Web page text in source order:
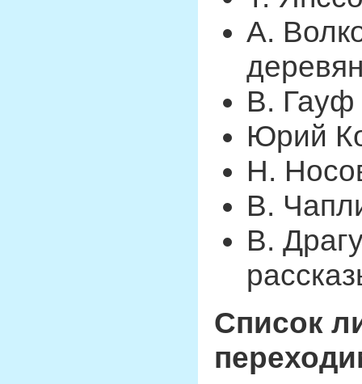
А.
В. Гауф
Юрий
Н.
В.
В.
Список